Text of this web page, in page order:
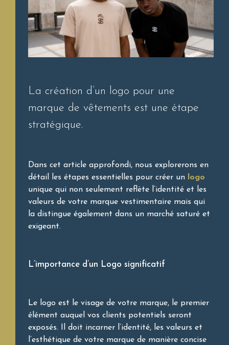
La création d’un logo pour une
marque de vêtements est une étape
stratégique.
Dans cet article approfondi, nous explorerons en
détail les étapes essentielles pour créer un
logo
unique qui non seulement reflète l’identité et les
valeurs de votre marque vestimentaire mais qui
la distingue également dans un marché saturé et
exigeant.
L’importance d’un Logo significatif
Le logo est le visage de votre marque, le premier
élément auquel vos clients potentiels seront
exposés. Il doit incarner l’identité, les valeurs et
l’esthétique de votre marque de manière concise